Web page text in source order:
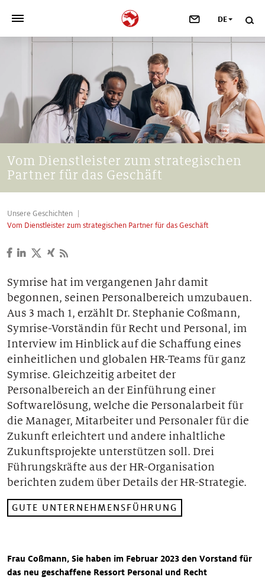
UNSER UNTERNEHMEN
>
INVESTOREN >
>
IHRE KARRIERE
Taste, Nutrition & Health
Unsere Geschichten
DE
Vom Dienstleister zum strategischen
Partner für das Geschäft
Unsere Geschichten
Vom Dienstleister zum strategischen Partner für das Geschäft
Symrise hat im vergangenen Jahr damit
begonnen, seinen Personalbereich umzubauen.
Aus 3 mach 1, erzählt Dr. Stephanie Coßmann,
Symrise-Vorständin für Recht und Personal, im
Interview im Hinblick auf die Schaffung eines
einheitlichen und globalen HR-Teams für ganz
Symrise. Gleichzeitig arbeitet der
Personalbereich an der Einführung einer
Softwarelösung, welche die Personalarbeit für
die Manager, Mitarbeiter und Personaler für die
Zukunft erleichtert und andere inhaltliche
Zukunftsprojekte unterstützen soll. Drei
Führungskräfte aus der HR-Organisation
berichten zudem über Details der HR-Strategie.
GUTE UNTERNEHMENSFÜHRUNG
Frau Coßmann, Sie haben im Februar 2023 den Vorstand für
das neu geschaffene Ressort Personal und Recht